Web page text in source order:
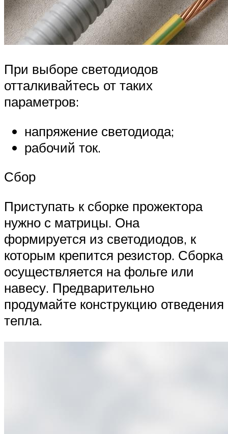
При выборе светодиодов
отталкивайтесь от таких
параметров:
напряжение светодиода;
рабочий ток.
Сбор
Приступать к сборке прожектора
нужно с матрицы. Она
формируется из светодиодов, к
которым крепится резистор. Сборка
осуществляется на фольге или
навесу. Предварительно
продумайте конструкцию отведения
тепла.